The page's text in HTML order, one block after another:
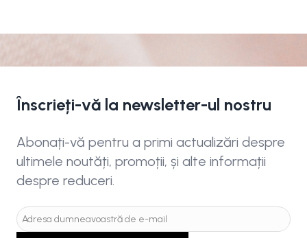
Înscrieți-vă la newsletter-ul nostru
Abonați-vă pentru a primi actualizări despre
ultimele noutăți, promoții, și alte informații
despre reduceri.